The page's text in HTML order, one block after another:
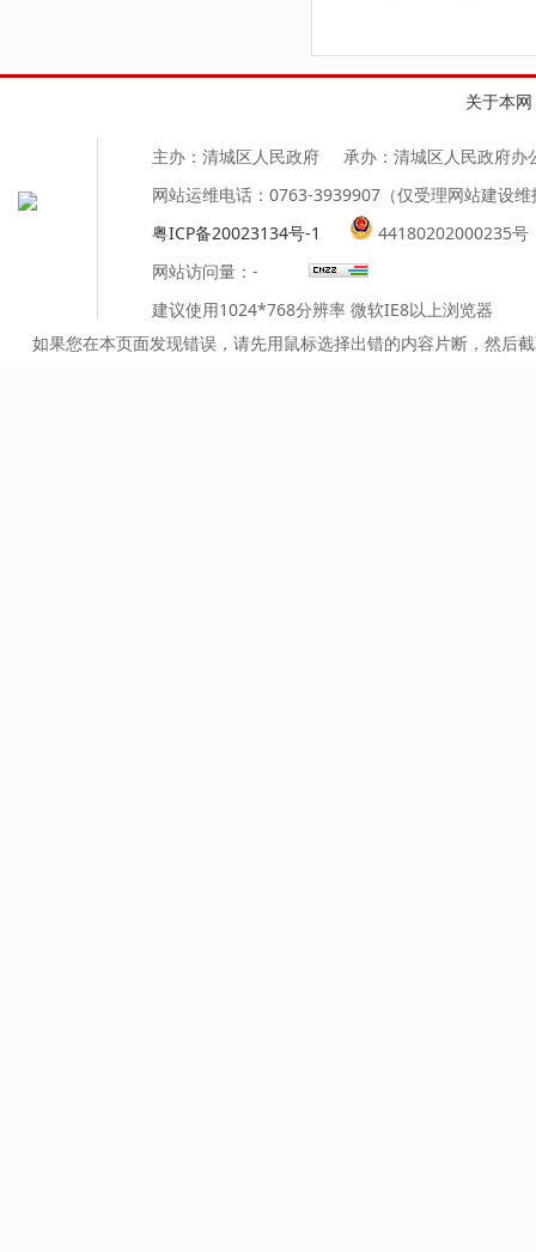
关于本网
主办：清城区人民政府
承办：清城区人民政府办
网站运维电话：0763-3939907（仅受理网站建设
粤ICP备20023134号-1
44180202000235号
网站访问量： -
建议使用1024*768分辨率 微软IE8以上浏览器
如果您在本页面发现错误，请先用鼠标选择出错的内容片断，然后